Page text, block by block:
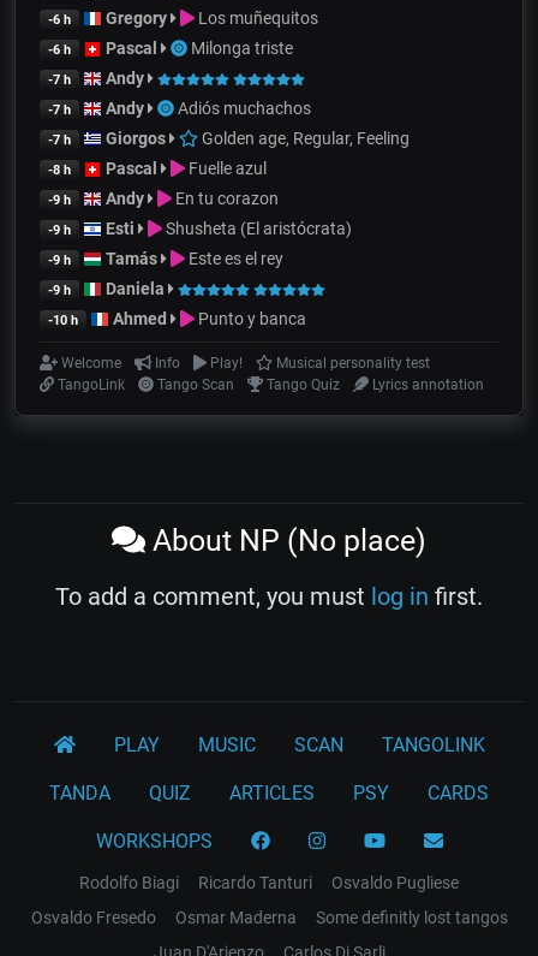
-6 h Gregory Los muñequitos
-6 h Pascal Milonga triste
-7 h Andy
-7 h Andy Adiós muchachos
-7 h Giorgos Golden age, Regular, Feeling
-8 h Pascal Fuelle azul
-9 h Andy En tu corazon
-9 h Esti Shusheta (El aristócrata)
-9 h Tamás Este es el rey
-9 h Daniela
-10 h Ahmed Punto y banca
Welcome Info Play!
Musical personality test
TangoLink
Tango Scan Tango Quiz Lyrics annotation
About NP (No place)
To add a comment, you must log in first.
PLAY MUSIC SCAN TANGOLINK
TANDA QUIZ ARTICLES PSY CARDS
WORKSHOPS
Rodolfo Biagi Ricardo Tanturi
Osvaldo Pugliese
Osvaldo Fresedo
Osmar Maderna
Some definitly lost tangos